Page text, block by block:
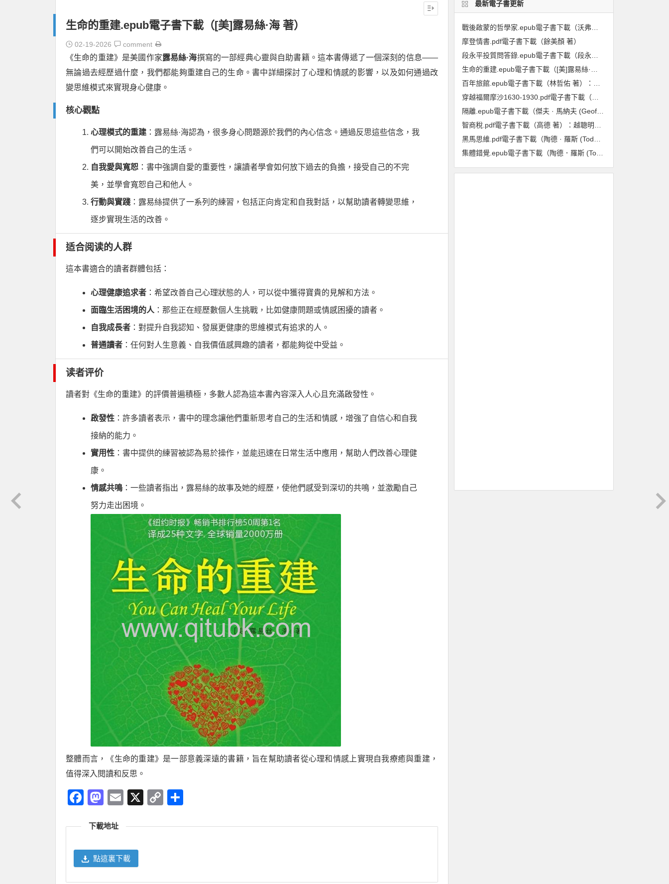
生命的重建.epub電子書下載（[美]露易絲·海 著）
02-19-2026 comment
《生命的重建》是美國作家露易絲·海撰寫的一部經典心靈與自助書籍。這本書傳遞了一個深刻的信息——
無論過去經歷過什麼，我們都能夠重建自己的生命。書中詳細探討了心理和情感的影響，以及如何通過改
變思維模式來實現身心健康。
核心觀點
心理模式的重建 ：露易絲·海認為，很多身心問題源於我們的內心信念。通過反思這些信念，我
們可以開始改善自己的生活。
自我愛與寬恕 ：書中強調自愛的重要性，讓讀者學會如何放下過去的負擔，接受自己的不完
美，並學會寬恕自己和他人。
行動與實踐 ：露易絲提供了一系列的練習，包括正向肯定和自我對話，以幫助讀者轉變思維，
逐步實現生活的改善。
适合阅读的人群
這本書適合的讀者群體包括：
心理健康追求者 ：希望改善自己心理狀態的人，可以從中獲得寶貴的見解和方法。
面臨生活困境的人 ：那些正在經歷數個人生挑戰，比如健康問題或情感困擾的讀者。
自我成長者 ：對提升自我認知、發展更健康的思維模式有追求的人。
普通讀者 ：任何對人生意義、自我價值感興趣的讀者，都能夠從中受益。
读者评价
讀者對《生命的重建》的評價普遍積極，多數人認為這本書內容深入人心且充滿啟發性。
啟發性 ：許多讀者表示，書中的理念讓他們重新思考自己的生活和情感，增強了自信心和自我
接納的能力。
實用性 ：書中提供的練習被認為易於操作，並能迅速在日常生活中應用，幫助人們改善心理健
康。
情感共鳴 ：一些讀者指出，露易絲的故事及她的經歷，使他們感受到深切的共鳴，並激勵自己
努力走出困境。
整體而言，《生命的重建》是一部意義深遠的書籍，旨在幫助讀者從心理和情感上實現自我療癒與重建，
值得深入閱讀和反思。
Facebook
Mastodon
Email
X
Copy
下載地址
點這裏下載
最新電子書更新
摩登情書.pdf電子書下載（餘美顏 著）